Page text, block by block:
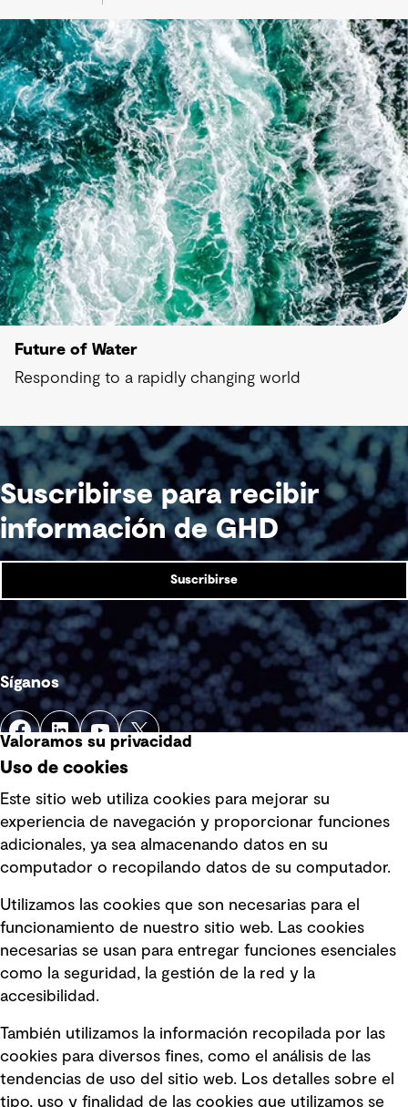
Future of Water
Responding to a rapidly changing world
Suscribirse para recibir
información de GHD
Suscribirse
Síganos
Enlaces rápidos
Política de privacidad Política de
Información legal
Declaraciones de Políticas
Declaración sobre la esclavitud
moderna
Información sobre fraude detectado en
Valoramos su privacidad
Uso de cookies
Este sitio web utiliza cookies para mejorar su
experiencia de navegación y proporcionar funciones
adicionales, ya sea almacenando datos en su
computador o recopilando datos de su computador.
Utilizamos las cookies que son necesarias para el
funcionamiento de nuestro sitio web. Las cookies
necesarias se usan para entregar funciones esenciales
como la seguridad, la gestión de la red y la
accesibilidad.
También utilizamos la información recopilada por las
cookies para diversos fines, como el análisis de las
tendencias de uso del sitio web. Los detalles sobre el
tipo, uso y finalidad de las cookies que utilizamos se